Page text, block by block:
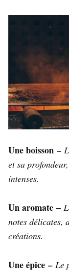
Une boisson –
et sa
intenses.
Un aromate –
notes délicates,
créations.
Une épice – Le